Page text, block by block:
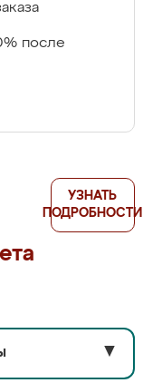
после
УЗНАТЬ
ПОДРОБНОСТИ
▼